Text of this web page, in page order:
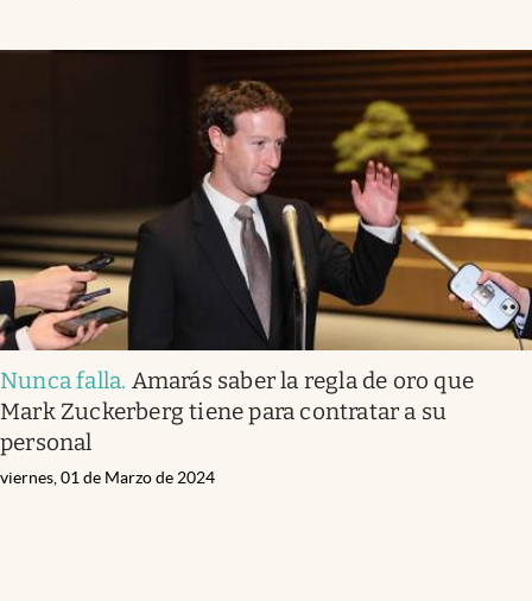
Nunca falla. Amarás saber la regla de oro que
Mark Zuckerberg tiene para contratar a su
personal
viernes, 01 de Marzo de 2024